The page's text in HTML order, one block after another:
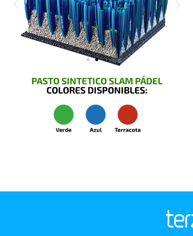
PASTO SINTETICO SLAM PÁDEL
COLORES DISPONIBLES: